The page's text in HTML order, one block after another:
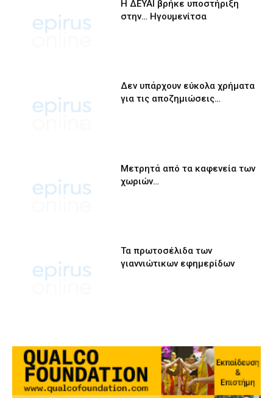
Η ΔΕΥΑΙ βρήκε υποστήριξη
στην… Ηγουμενίτσα
Δεν υπάρχουν εύκολα χρήματα
για τις αποζημιώσεις…
Μετρητά από τα καφενεία των
χωριών…
Τα πρωτοσέλιδα των
γιαννιώτικων εφημερίδων